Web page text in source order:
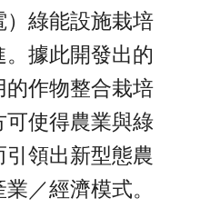
綠能設施栽培
據此開發出的
作物整合栽培
使得農業與綠
領出新型態農
／經濟模式。